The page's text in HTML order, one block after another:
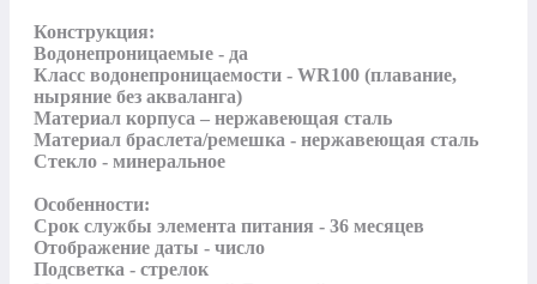
Конструкция:
Водонепроницаемые - да
Класс водонепроницаемости - WR100 (плавание,
ныряние без акваланга)
Материал корпуса – нержавеющая сталь
Материал браслета/ремешка - нержавеющая сталь
Стекло - минеральное
Особенности:
Срок службы элемента питания - 36 месяцев
Отображение даты - число
Подсветка - стрелок